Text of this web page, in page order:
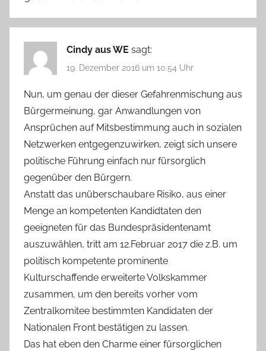
Cindy aus WE sagt:
19. Dezember 2016 um 10:54 Uhr
Nun, um genau der dieser Gefahrenmischung aus
Bürgermeinung, gar Anwandlungen von
Ansprüchen auf Mitsbestimmung auch in sozialen
Netzwerken entgegenzuwirken, zeigt sich unsere
politische Führung einfach nur fürsorglich
gegenüber den Bürgern.
Anstatt das unüberschaubare Risiko, aus einer
Menge an kompetenten Kandidtaten den
geeigneten für das Bundespräsidentenamt
auszuwählen, tritt am 12.Februar 2017 die z.B. um
politisch kompetente prominente
Kulturschaffende erweiterte Volkskammer
zusammen, um den bereits vorher vom
Zentralkomitee bestimmten Kandidaten der
Nationalen Front bestätigen zu lassen.
Das hat eben den Charme einer fürsorglichen